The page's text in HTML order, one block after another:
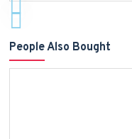
People Also Bought